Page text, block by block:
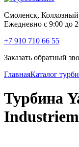
Смоленск,
Ежедневно с 9:00 до
+7 910 710 66 55
Заказать обратный
ГлавнаяКаталог
Турбина